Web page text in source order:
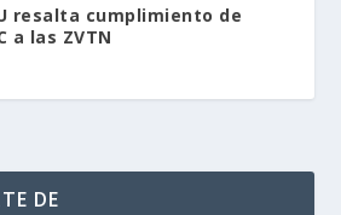
resalta cumplimiento de
a las ZVTN
DE